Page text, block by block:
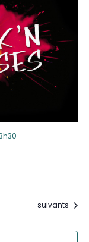
Évènements
suivants